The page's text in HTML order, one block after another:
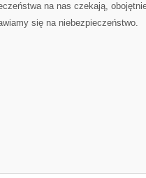
na nas czekają,
się na niebezpieczeństwo.